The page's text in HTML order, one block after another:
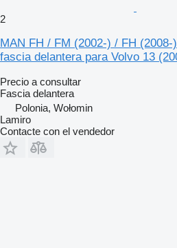
2
MAN FH / FM (2002-) / FH (2008-
fascia delantera para Volvo 13
Precio a consultar
Fascia delantera
Polonia, Wołomin
Lamiro
Contacte con el vendedor